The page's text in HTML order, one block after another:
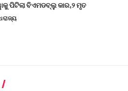
ପିଟିଲା ବିଏମଡବ୍ଲୁ କାର,୨ ମୃତ
ରାଜ୍ୟ